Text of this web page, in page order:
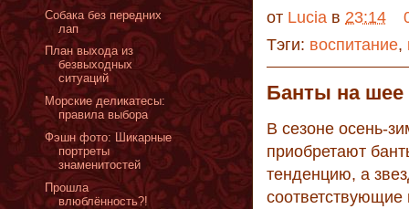
от Lucia в 23:14
Тэги: воспитание,
Банты на шее
В сезоне осень-
приобретают
тенденцию, а
Собака без передних
лап
План выхода из
безвыходных
ситуаций
Морские деликатесы:
правила выбора
Фэшн фото: Шикарные
портреты
знаменитостей
Прошла
влюблённость?!